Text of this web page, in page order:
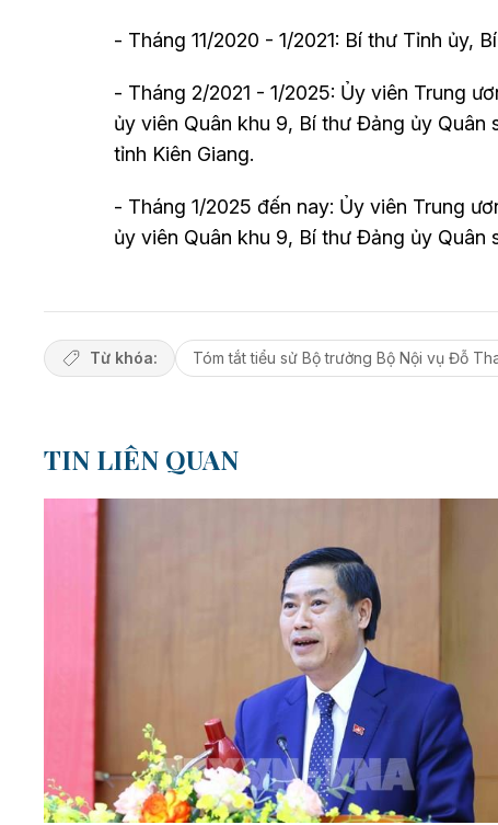
- Tháng 11/2020 - 1/2021: Bí thư Tỉnh ủy,
- Tháng 2/2021 - 1/2025: Ủy viên Trung
ủy viên Quân khu 9, Bí thư Đảng ủy
tỉnh Kiên Giang.
- Tháng 1/2025 đến nay: Ủy viên Trung
ủy viên Quân khu 9, Bí thư Đảng ủy Quân
Từ khóa: Tóm tắt tiểu sử Bộ trưởng Bộ Nội vụ Đỗ
TIN LIÊN QUAN